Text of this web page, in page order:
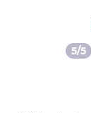
5/5